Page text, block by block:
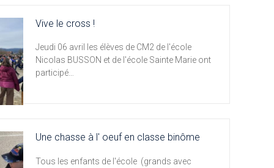
Vive le cross !
Jeudi 06 avril les élèves de CM2 de l'école
Nicolas BUSSON et de l'école Sainte Marie ont
participé…
Une chasse à l' oeuf en classe binôme
Tous les enfants de l'école (grands avec